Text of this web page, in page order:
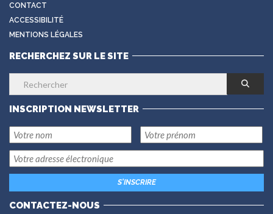
CONTACT
ACCESSIBILITÉ
MENTIONS LÉGALES
RECHERCHEZ SUR LE SITE
INSCRIPTION NEWSLETTER
CONTACTEZ-NOUS